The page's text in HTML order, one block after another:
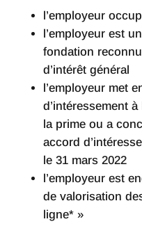
l’employeur
l’employeur est
fondation
d’intérêt général
l’employeur met
d’intéressement
la prime ou a
accord
le 31 mars 2022
l’employeur est
de valorisation
ligne* »